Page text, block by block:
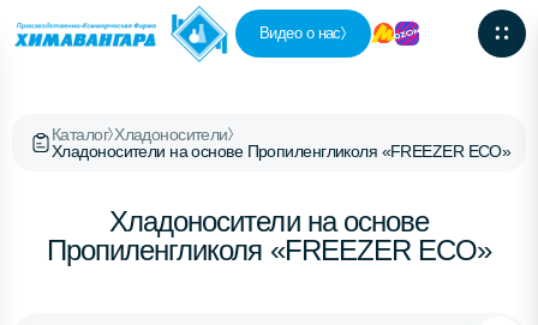
Видео о нас
Каталог Хладоносители
Хладоносители на основе Пропиленгликоля «FREEZER ECO»
Хладоносители на основе
Пропиленгликоля «FREEZER ECO»